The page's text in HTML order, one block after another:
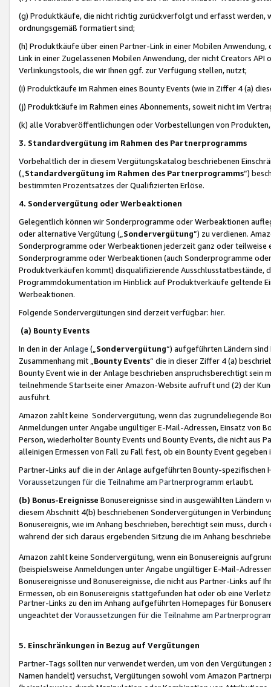
(g) Produktkäufe, die nicht richtig zurückverfolgt und erfasst werden,
ordnungsgemäß formatiert sind;
(h) Produktkäufe über einen Partner-Link in einer Mobilen
Link in einer Zugelassenen Mobilen Anwendung, der nicht Creators
Verlinkungstools, die wir Ihnen ggf. zur Verfügung stellen, nutzt;
(i) Produktkäufe im Rahmen eines Bounty Events (wie in Ziffer 4 (a)
(j) Produktkäufe im Rahmen eines Abonnements, soweit nicht im
(k) alle Vorabveröffentlichungen oder Vorbestellungen von
3. Standardvergütung im Rahmen des Partnerprogramms
Vorbehaltlich der in diesem Vergütungskatalog beschriebenen
(„ Standardvergütung im Rahmen des Partnerprogramms“)
bestimmten Prozentsatzes der Qualifizierten Erlöse.
4. Sondervergütung oder Werbeaktionen
Gelegentlich können wir Sonderprogramme oder Werbeaktionen
oder alternative Vergütung („ Sondervergütung”) zu verdienen.
Sonderprogramme oder Werbeaktionen jederzeit ganz oder
Sonderprogramme oder Werbeaktionen (auch Sonderprogramme
Produktverkäufen kommt) disqualifizierende Ausschlusstatbestände,
Programmdokumentation im Hinblick auf Produktverkäufe geltende
Werbeaktionen.
Folgende Sondervergütungen sind derzeit verfügbar: hier.
(a) Bounty Events
In den in derAnlage („ Sondervergütung“) aufgeführten Ländern
Zusammenhang mit „ Bounty Events“ die in dieser Ziffer 4 (a)
Bounty Event wie in der Anlage beschrieben anspruchsberechtigt sein
teilnehmende Startseite einer Amazon-Website aufruft und (2) der
ausführt.
Amazon zahlt keine Sondervergütung, wenn das zugrundeliegende
Anmeldungen unter Angabe ungültiger E-Mail-Adressen, Einsatz von
Person, wiederholter Bounty Events und Bounty Events, die nicht
alleinigen Ermessen von Fall zu Fall fest, ob ein Bounty Event
Partner-Links auf die in der Anlage aufgeführten Bounty-spezifischen
Voraussetzungen für die Teilnahme am Partnerprogramm erlaubt.
(b) Bonus-Ereignisse Bonusereignisse sind in ausgewählten Ländern
diesem Abschnitt 4(b) beschriebenen Sondervergütungen in
Bonusereignis, wie im Anhang beschrieben, berechtigt sein muss,
während der sich daraus ergebenden Sitzung die im Anhang
Amazon zahlt keine Sondervergütung, wenn ein Bonusereignis
(beispielsweise Anmeldungen unter Angabe ungültiger E-Mail-
Bonusereignisse und Bonusereignisse, die nicht aus Partner-Links auf
Ermessen, ob ein Bonusereignis stattgefunden hat oder ob eine
Partner-Links zu den im Anhang aufgeführten Homepages für
ungeachtet derVoraussetzungen für die Teilnahme am
5. Einschränkungen in Bezug auf Vergütungen
Partner-Tags sollten nur verwendet werden, um von den
Namen handelt) versuchst, Vergütungen sowohl vom Amazon